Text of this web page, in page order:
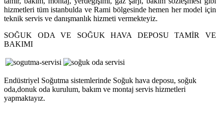
hizmetleri tüm istanbulda ve Rami bölgesinde hemen her model için
teknik servis ve danışmanlık hizmeti vermekteyiz.
SOĞUK ODA VE SOĞUK HAVA DEPOSU TAMİR VE
BAKIMI
Endüstriyel Soğutma sistemlerinde Soğuk hava deposu, soğuk
oda,donuk oda kurulum, bakım ve montaj servis hizmetleri
yapmaktayız.